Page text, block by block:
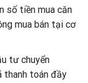
số tiền mua căn
mua bán tại cơ
tư chuyển
thanh toán đầy